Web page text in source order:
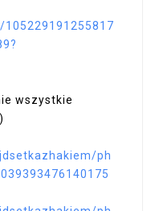
wszystkie
ph